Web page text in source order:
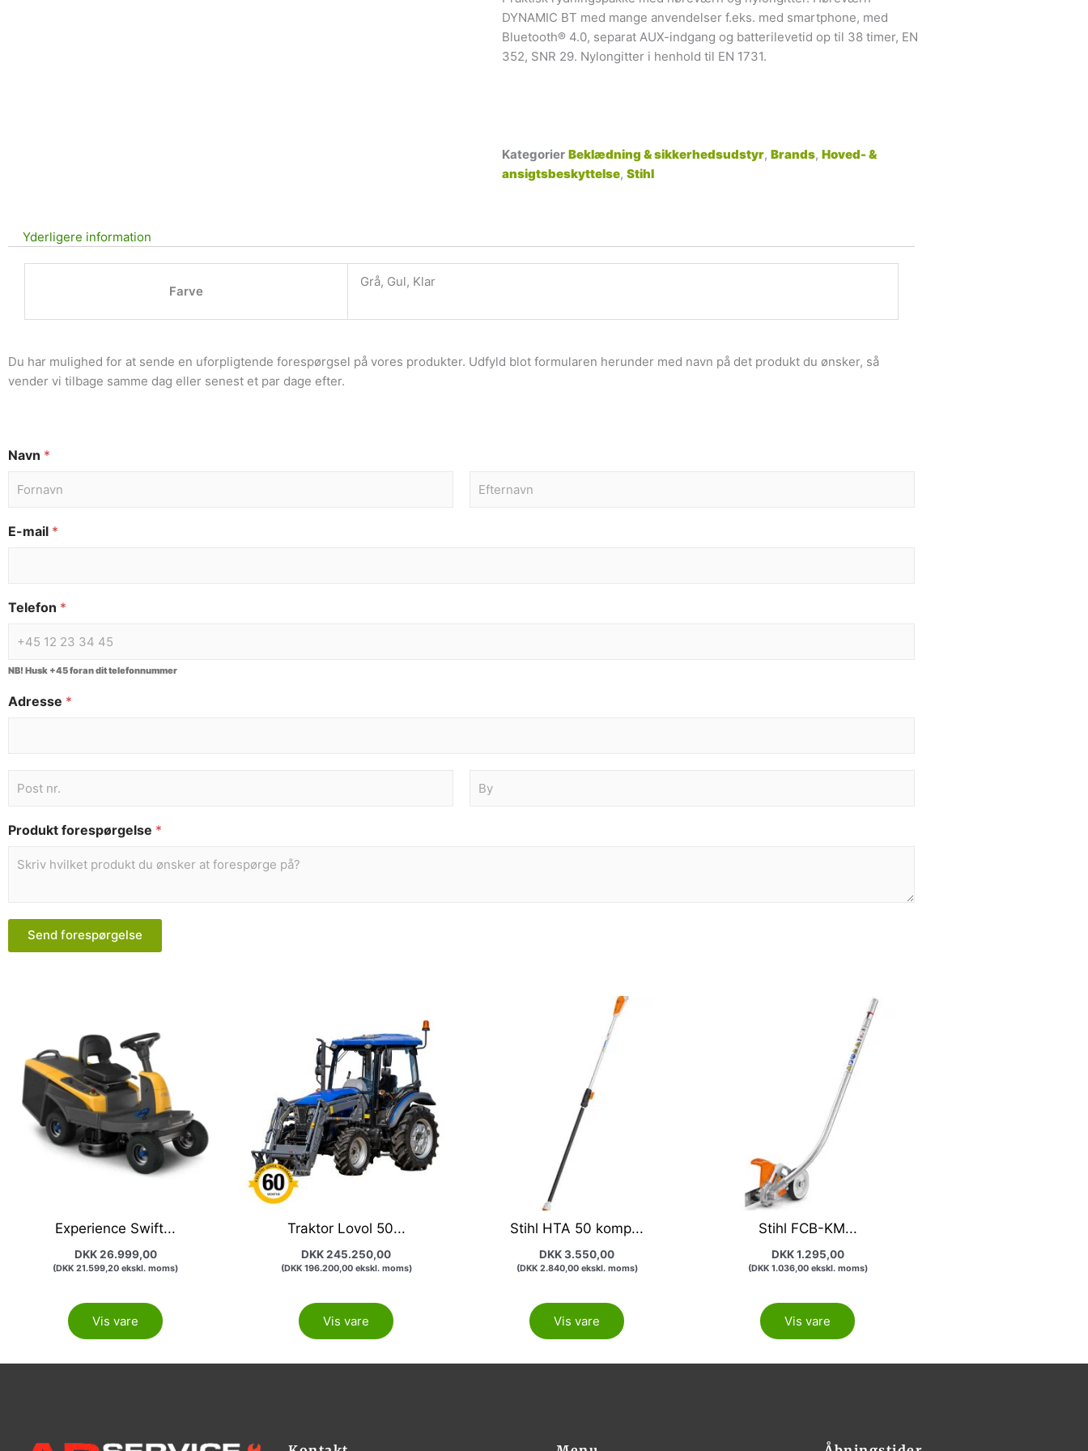
DYNAMIC BT med mange anvendelser f.eks. med smartphone, med
Bluetooth® 4.0, separat AUX-indgang og batterilevetid op til 38 timer, EN
352, SNR 29. Nylongitter i henhold til EN 1731.
Kategorier Beklædning & sikkerhedsudstyr, Brands, Hoved- &
ansigtsbeskyttelse, Stihl
Yderligere information
Farve
Grå, Gul, Klar
Du har mulighed for at sende en uforpligtende forespørgsel på vores produkter. Udfyld blot formularen herunder med navn på det produkt du ønsker, så
vender vi tilbage samme dag eller senest et par dage efter.
Navn *
E-mail *
Telefon *
NB! Husk +45 foran dit telefonnummer
Adresse *
Produkt forespørgelse *
Send forespørgelse
Experience Swift...
DKK26.999,00
(DKK 21.599,20 ekskl. moms)
Vis vare
Traktor Lovol 50...
DKK245.250,00
(DKK196.200,00ekskl. moms)
Vis vare
Stihl HTA 50 komp...
DKK3.550,00
(DKK2.840,00ekskl. moms)
Vis vare
Stihl FCB-KM...
DKK1.295,00
(DKK1.036,00ekskl. moms)
Vis vare